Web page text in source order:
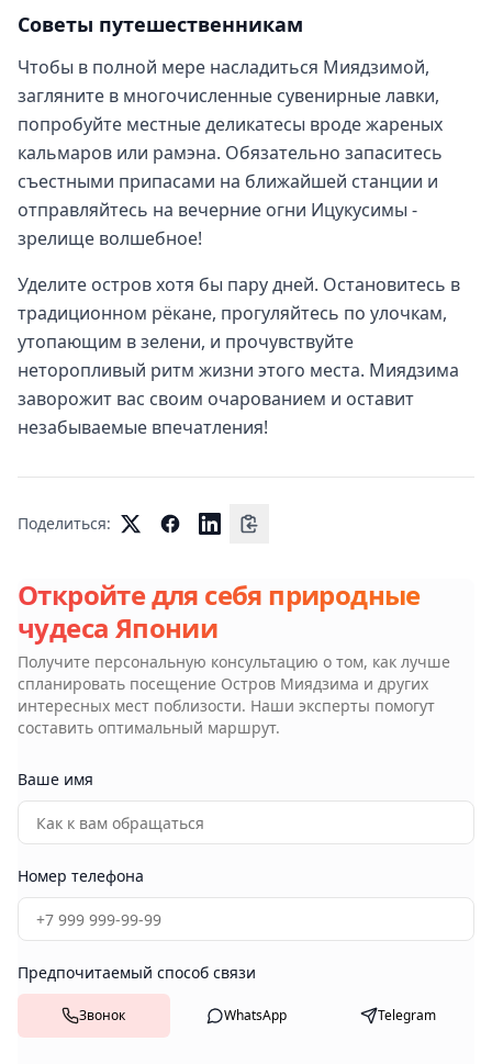
Советы путешественникам
Чтобы в полной мере насладиться Миядзимой,
загляните в многочисленные сувенирные лавки,
попробуйте местные деликатесы вроде жареных
кальмаров или рамэна. Обязательно запаситесь
съестными припасами на ближайшей станции и
отправляйтесь на вечерние огни Ицукусимы -
зрелище волшебное!
Уделите остров хотя бы пару дней. Остановитесь в
традиционном рёкане, прогуляйтесь по улочкам,
утопающим в зелени, и прочувствуйте
неторопливый ритм жизни этого места. Миядзима
заворожит вас своим очарованием и оставит
незабываемые впечатления!
Поделиться:
Откройте для себя природные
чудеса Японии
Получите персональную консультацию о том, как лучше
спланировать посещение Остров Миядзима и других
интересных мест поблизости. Наши эксперты помогут
составить оптимальный маршрут.
Ваше имя
Номер телефона
Предпочитаемый способ связи
Звонок WhatsApp Telegram